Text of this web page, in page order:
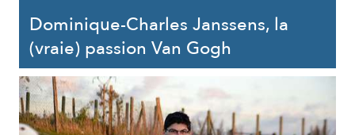
Dominique-Charles Janssens, la
(vraie) passion Van Gogh